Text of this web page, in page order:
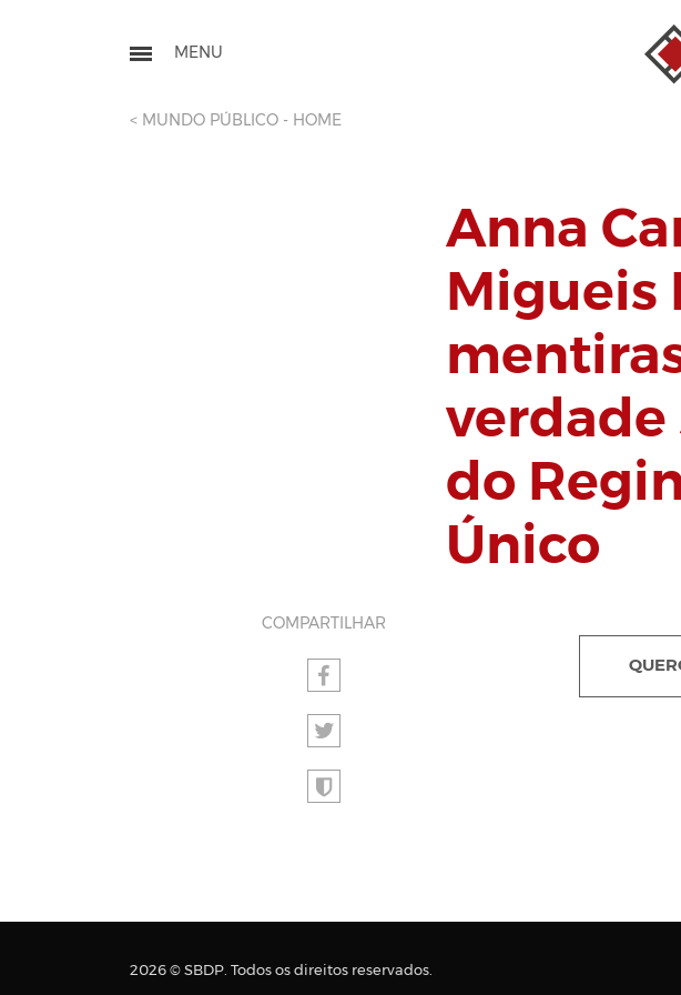
< MUNDO PÚBLICO - HOME
Anna
Migueis
verdade
do
Único
COMPARTILHAR
2026 © SBDP. Todos os direitos reservados.